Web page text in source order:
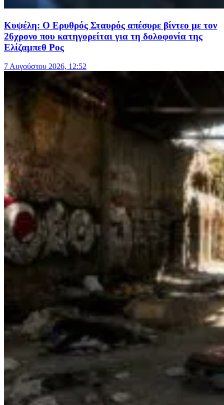
Κυψέλη: Ο Ερυθρός Σταυρός απέσυρε βίντεο με τον
26χρονο που κατηγορείται για τη δολοφονία της
Ελίζαμπεθ Ρος
7 Αυγούστου 2026, 12:52